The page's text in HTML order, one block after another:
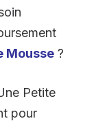
Mousse ?
Petite
pour